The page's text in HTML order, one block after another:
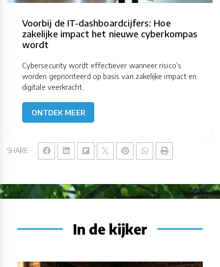
SHARE
Voorbij de IT-dashboardcijfers: Hoe
zakelijke impact het nieuwe cyberkompas
wordt
Cybersecurity wordt effectiever wanneer risico’s
worden geprioriteerd op basis van zakelijke impact en
digitale veerkracht.
ONTDEK MEER
In de kijker